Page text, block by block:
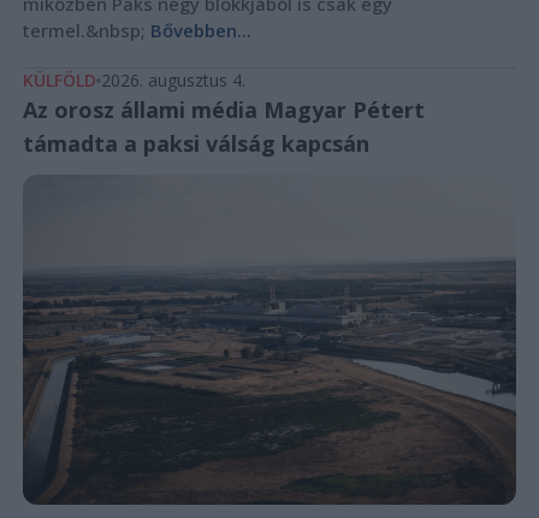
termel.&nbsp; Bővebben...
KÜLFÖLD 2026. augusztus 4.
Az orosz állami média Magyar Pétert
támadta a paksi válság kapcsán